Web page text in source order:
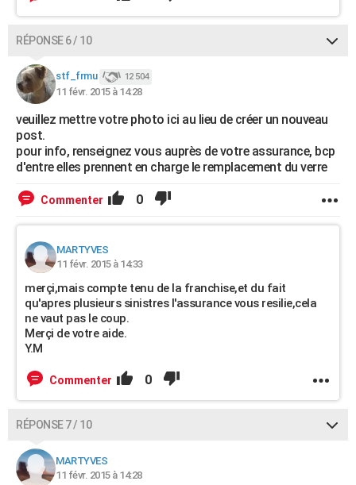
RÉPONSE 6 / 10
stf_frmu 12 504
11 févr. 2015 à 14:28
veuillez mettre votre photo ici au lieu de créer un nouveau
post.
pour info, renseignez vous auprès de votre assurance, bcp
d'entre elles prennent en charge le remplacement du verre
Commenter 0
MARTYVES
11 févr. 2015 à 14:33
merçi,mais compte tenu de la franchise,et du fait
qu'apres plusieurs sinistres l'assurance vous resilie,cela
ne vaut pas le coup.
Merçi de votre aide.
Y.M
Commenter 0
RÉPONSE 7 / 10
MARTYVES
11 févr. 2015 à 14:28